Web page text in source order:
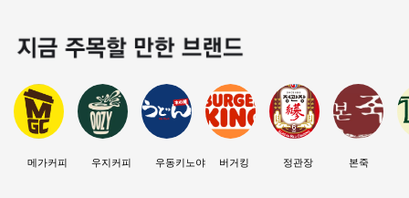
메가커피 우지커피 우동키노야 버거킹 정관장 본죽